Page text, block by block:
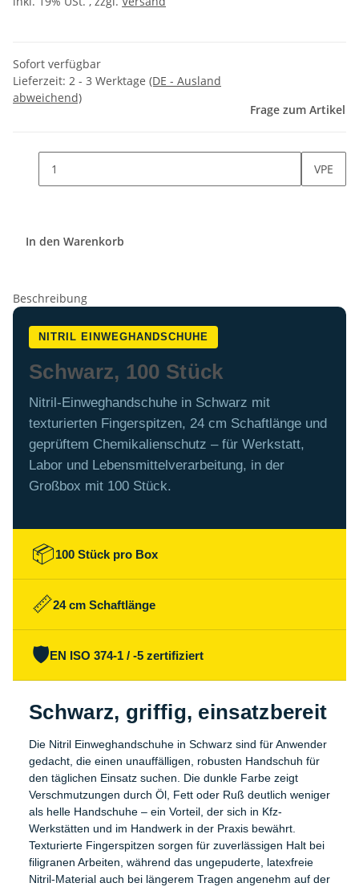
Sofort verfügbar
Lieferzeit: 2 - 3 Werktage (DE - Ausland
abweichend)
Frage zum Artikel
VPE
In den Warenkorb
Beschreibung
NITRIL EINWEGHANDSCHUHE
Schwarz, 100 Stück
Nitril-Einweghandschuhe in Schwarz mit
texturierten Fingerspitzen, 24 cm Schaftlänge und
geprüftem Chemikalienschutz – für Werkstatt,
Labor und Lebensmittelverarbeitung, in der
Großbox mit 100 Stück.
📦100 Stück pro Box
📏24 cm Schaftlänge
🛡️EN ISO 374-1 / -5 zertifiziert
Schwarz, griffig, einsatzbereit
Die Nitril Einweghandschuhe in Schwarz sind für Anwender
gedacht, die einen unauffälligen, robusten Handschuh für
den täglichen Einsatz suchen. Die dunkle Farbe zeigt
Verschmutzungen durch Öl, Fett oder Ruß deutlich weniger
als helle Handschuhe – ein Vorteil, der sich in Kfz-
Werkstätten und im Handwerk in der Praxis bewährt.
Texturierte Fingerspitzen sorgen für zuverlässigen Halt bei
filigranen Arbeiten, während das ungepuderte, latexfreie
Nitril-Material auch bei längerem Tragen angenehm auf der